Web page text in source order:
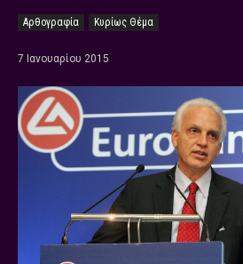
Αρθογραφία Κυρίως Θέμα
7 Ιανουαρίου 2015